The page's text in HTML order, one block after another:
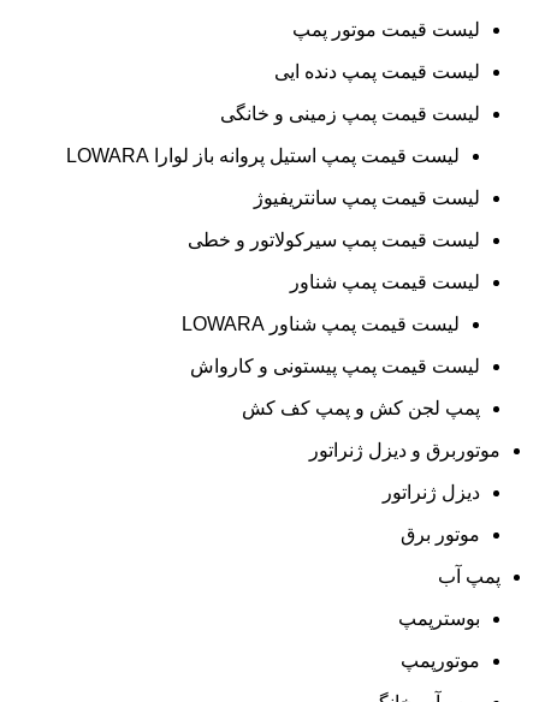
لیست قیمت موتور پمپ
لیست قیمت پمپ دنده ایی
لیست قیمت پمپ زمینی و خانگی
ليست قيمت پمپ استيل پروانه باز لوارا LOWARA
لیست قیمت پمپ سانتریفیوژ
لیست قیمت پمپ سیرکولاتور و خطی
لیست قیمت پمپ شناور
لیست قیمت پمپ شناور LOWARA
لیست قیمت پمپ پیستونی و کارواش
پمپ لجن کش و پمپ کف کش
موتوربرق و دیزل ژنراتور
دیزل ژنراتور
موتور برق
پمپ آب
بوسترپمپ
موتورپمپ